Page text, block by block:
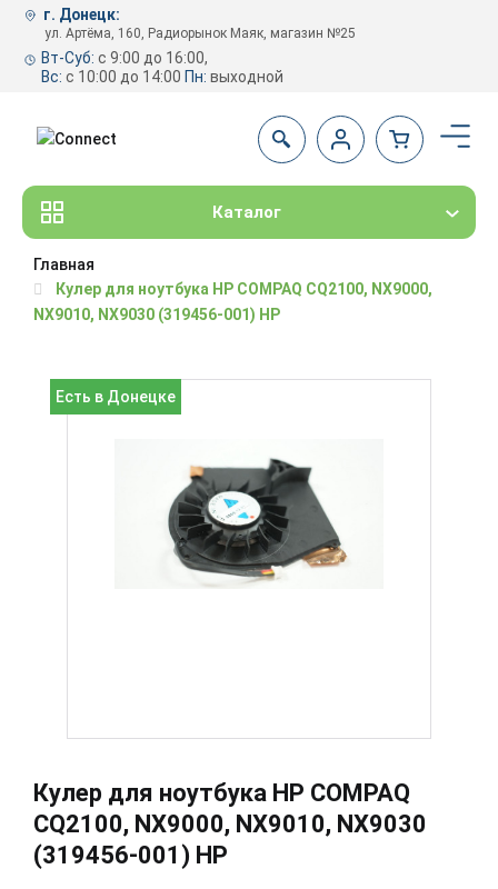
г. Донецк:
ул. Артёма, 160, Радиорынок Маяк, магазин №25
Вт-Суб: с 9:00 до 16:00,
Вс: с 10:00 до 14:00 Пн: выходной
Каталог
Главная
Кулер для ноутбука HP COMPAQ CQ2100, NX9000,
NX9010, NX9030 (319456-001) HP
Есть в Донецке
Кулер для ноутбука HP COMPAQ
CQ2100, NX9000, NX9010, NX9030
(319456-001) HP